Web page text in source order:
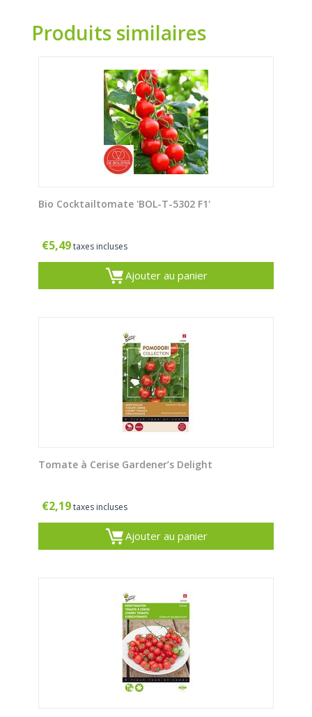
Produits similaires
Bio Cocktailtomate 'BOL-T-5302 F1'
€5,49taxes incluses
Ajouter au panier
Tomate à Cerise Gardener’s Delight
€2,19taxes incluses
Ajouter au panier